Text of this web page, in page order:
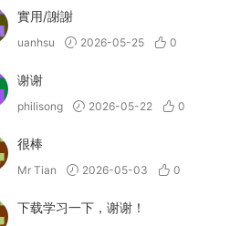
實用/謝謝
uanhsu 2026-05-25 0
谢谢
philisong 2026-05-22 0
很棒
Mr Tian 2026-05-03 0
下载学习一下，谢谢！